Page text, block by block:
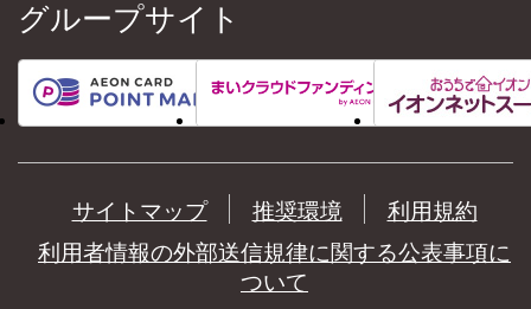
グループサイト
サイトマップ 推奨環境
利用規約
利用者情報の外部送信規律に関する公表事項に
ついて